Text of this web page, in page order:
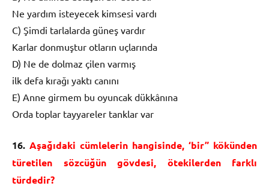
Ne yardım isteyecek kimsesi vardı
C) Şimdi tarlalarda güneş vardır
Karlar donmuştur otların uçlarında
D) Ne de dolmaz çilen varmış
ilk defa kırağı yaktı canını
E) Anne girmem bu oyuncak dükkânına
Orda toplar tayyareler tanklar var
16. Aşağıdaki cümlelerin hangisinde, ‘bir” kökünden
türetilen sözcüğün gövdesi, ötekilerden farklı
türdedir?